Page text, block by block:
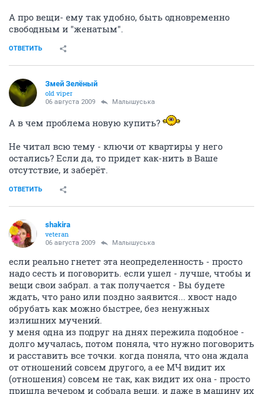
А про вещи- ему так удобно, быть одновременно
свободным и "женатым".
ОТВЕТИТЬ
Змей Зелёный
old viper
06 августа 2009 Малышуська
А в чем проблема новую купить?
Не читал всю тему - ключи от квартиры у него
остались? Если да, то придет как-нить в Ваше
отсутствие, и заберёт.
ОТВЕТИТЬ
shakira
veteran
06 августа 2009 Малышуська
если реально гнетет эта неопределенность - просто
надо сесть и поговорить. если ушел - лучше, чтобы и
вещи свои забрал. а так получается - Вы будете
ждать, что рано или поздно заявится... хвост надо
обрубать как можно быстрее, без ненужных
излишних мучений.
у меня одна из подруг на днях пережила подобное -
долго мучалась, потом поняла, что нужно поговорить
и расставить все точки. когда поняла, что она ждала
от отношений совсем другого, а ее МЧ видит их
(отношения) совсем не так, как видит их она - просто
пришла вечером и собрала вещи. и даже в машину их